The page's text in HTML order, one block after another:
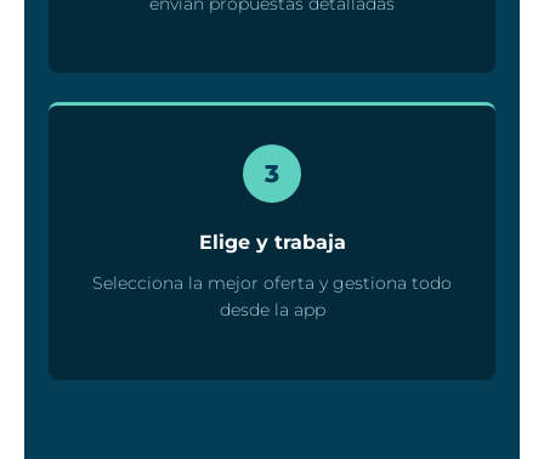
3
Elige y trabaja
Selecciona la mejor oferta y gestiona todo
desde la app